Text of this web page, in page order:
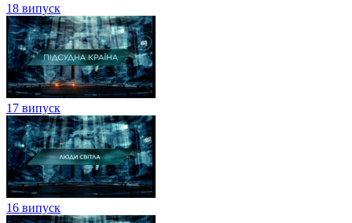
18 випуск
17 випуск
16 випуск